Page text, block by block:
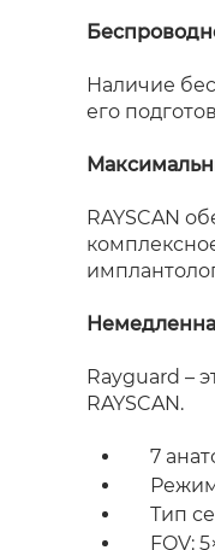
Наличие
его
RAYSCAN
Rayguard –
RAYSCAN.
7
Тип
FOV: